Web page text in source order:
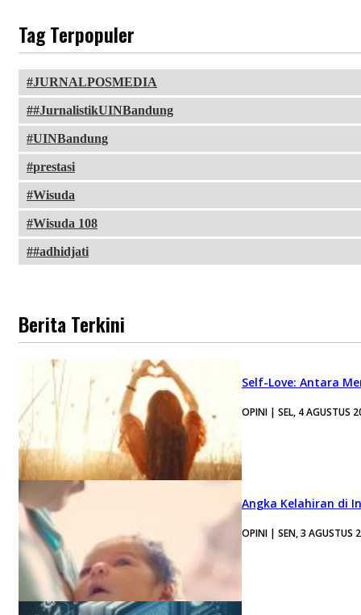
Tag Terpopuler
JURNALPOSMEDIA
#JurnalistikUINBandung
UINBandung
prestasi
Wisuda
Wisuda 108
#adhidjati
Berita Terkini
Self-Love: Antara
OPINI | SEL, 4 AGUSTUS
Angka Kelahiran di
OPINI | SEN, 3 AGUSTUS